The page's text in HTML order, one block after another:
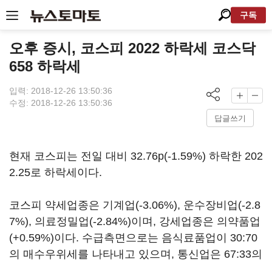
구독
오후 증시, 코스피 2022 하락세 코스닥
658 하락세
입력: 2018-12-26 13:50:36
수정: 2018-12-26 13:50:36
답글쓰기
현재 코스피는 전일 대비 32.76p(-1.59%) 하락한 202
2.25로 하락세이다.
코스피 약세업종은 기계업(-3.06%), 운수장비업(-2.8
7%), 의료정밀업(-2.84%)이며, 강세업종은 의약품업
(+0.59%)이다. 수급측면으로는 음식료품업이 30:70
의 매수우위세를 나타내고 있으며, 통신업은 67:33의